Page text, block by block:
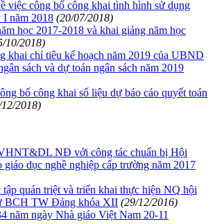
việc công bố công khai tình hình sử dụng
I năm 2018 (20/07/2018)
học 2017-2018 và khai giảng năm học
10/2018)
khai chỉ tiêu kế hoạch năm 2019 của UBND
sách và dự toán ngân sách năm 2019
bố công khai số liệu dự báo cáo quyết toán
2018)
NĐ với công tác chuẩn bị Hội
giáo dục nghề nghiệp cấp trường năm 2017
quán triệt và triển khai thực hiện NQ hội
BCH TW Đảng khóa XII (29/12/2016)
năm ngày Nhà giáo Việt Nam 20-11